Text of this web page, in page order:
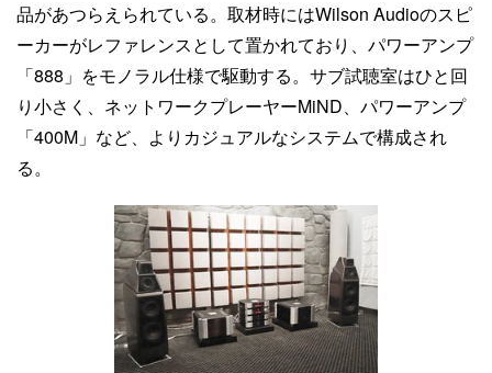
品があつらえられている。取材時にはWilson Audioのスピ
ーカーがレファレンスとして置かれており、パワーアンプ
「888」をモノラル仕様で駆動する。サブ試聴室はひと回
り小さく、ネットワークプレーヤーMiND、パワーアンプ
「400M」など、よりカジュアルなシステムで構成され
る。